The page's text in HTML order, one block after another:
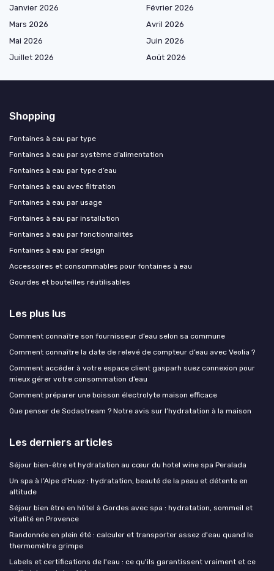
Janvier 2026
Février 2026
Mars 2026
Avril 2026
Mai 2026
Juin 2026
Juillet 2026
Août 2026
Shopping
Fontaines à eau par type
Fontaines à eau par système d’alimentation
Fontaines à eau par type d’eau
Fontaines à eau avec filtration
Fontaines à eau par usage
Fontaines à eau par installation
Fontaines à eau par fonctionnalités
Fontaines à eau par design
Accessoires et consommables pour fontaines à eau
Gourdes et bouteilles réutilisables
Les plus lus
Comment connaître son fournisseur d’eau selon sa commune
Comment connaître la date de relevé de compteur d’eau avec Veolia ?
Comment accéder à votre espace client gasparh suez connexion pour
mieux gérer votre consommation d’eau
Comment préparer une boisson électrolyte maison efficace
Que penser de Sodastream ? Notre avis sur l’hydratation à la maison
Les derniers articles
Séjour bien-être et hydratation au cœur du hotel wine spa Peralada
Un spa à l’Alpe d’Huez : hydratation, beauté de la peau et détente en
altitude
Séjour bien être en hôtel à Gordes avec spa : hydratation, sommeil et
vitalité en Provence
Randonnée en plein été : calculer et transporter assez d'eau quand le
thermomètre grimpe
Labels et certifications de l'eau : ce qu'ils garantissent vraiment et ce